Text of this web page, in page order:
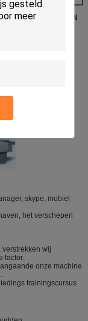
VERBINDEN OM EEN
skype, mobiel
het verschepen
wij
factor.
onze machine
trainingscursus